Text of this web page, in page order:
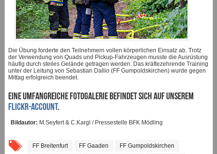
Die Übung forderte den Teilnehmern vollen körperlichen Einsatz ab. Trotz
der Verwendung von Quads und Pickup-Fahrzeugen musste die Ausrüstung
häufig durch steiles Gelände getragen werden. Das kräftezehrende Training
unter der Leitung von Sebastian Dallio (FF Gumpoldskirchen) wurde gegen
Mittag erfolgreich beendet.
Eine umfangreiche Fotogalerie befindet sich auf unserem
Flickr-Account.
Bildautor: M.Seyfert & C.Kargl / Pressestelle BFK Mödling
FF Breitenfurt FF Gaaden
FF Gumpoldskirchen